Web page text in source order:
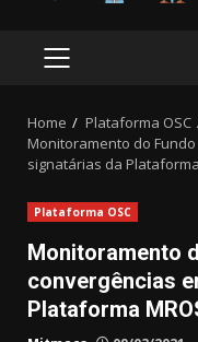
PRIMARY
Home
Plataforma OSC
Monitoramento do
signatárias da
Plataforma OSC
Monitoramento
convergências
Plataforma